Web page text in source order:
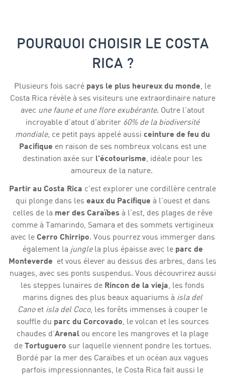
POURQUOI CHOISIR LE COSTA
RICA ?
Plusieurs fois sacré pays le plus heureux du monde, le
Costa Rica révèle à ses visiteurs une extraordinaire nature
avec une faune et une flore exubérante. Outre l'atout
incroyable d'atout d'abriter 60% de la biodiversité
mondiale, ce petit pays appelé aussi ceinture de feu du
Pacifique en raison de ses nombreux volcans est une
destination axée sur l'écotourisme, idéale pour les
amoureux de la nature.
Partir au Costa Rica c'est explorer une cordillère centrale
qui plonge dans les eaux du Pacifique à l'ouest et dans
celles de la mer des Caraïbes à l'est, des plages de rêve
comme à Tamarindo, Samara et des sommets vertigineux
avec le Cerro Chirripo. Vous pourrez vous immerger dans
également la junglela plus épaisse avec le parc de
Monteverde et vous élever au dessus des arbres, dans les
nuages, avec ses ponts suspendus. Vous découvrirez aussi
les steppes lunaires de Rincon de la vieja, les fonds
marins dignes des plus beaux aquariums à isla del
Canoet isla del Coco, les forêts immenses à couper le
souffle du parc du Corcovado, le volcan et les sources
chaudes d'Arenal ou encore les mangroves et la plage
de Tortuguero sur laquelle viennent pondre les tortues.
Bordé par la mer des Caraïbes et un océan aux vagues
parfois impressionnantes, le Costa Rica fait aussi le